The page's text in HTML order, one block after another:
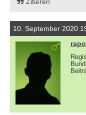
Zitieren
10. September 2020